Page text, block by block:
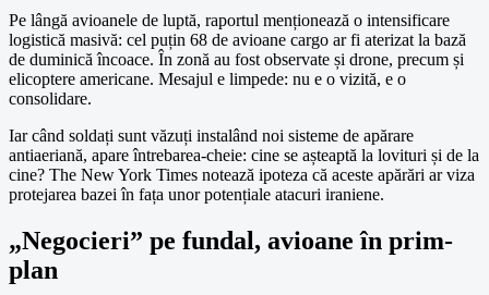
Pe lângă avioanele de luptă, raportul menționează o intensificare
logistică masivă: cel puțin 68 de avioane cargo ar fi aterizat la bază
de duminică încoace. În zonă au fost observate și drone, precum și
elicoptere americane. Mesajul e limpede: nu e o vizită, e o
consolidare.
Iar când soldați sunt văzuți instalând noi sisteme de apărare
antiaeriană, apare întrebarea-cheie: cine se așteaptă la lovituri și de la
cine? The New York Times notează ipoteza că aceste apărări ar viza
protejarea bazei în fața unor potențiale atacuri iraniene.
„Negocieri” pe fundal, avioane în prim-
plan